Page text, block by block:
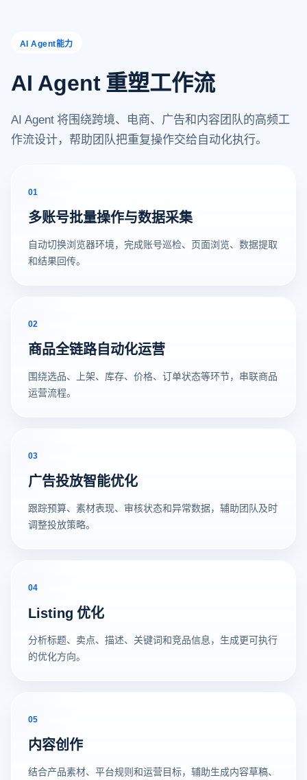
AI Agent能力
AI Agent 重塑工作流
AI Agent 将围绕跨境、电商、广告和内容团队的高频工
作流设计，帮助团队把重复操作交给自动化执行。
01
多账号批量操作与数据采集
自动切换浏览器环境，完成账号巡检、页面浏览、数据提取
和结果回传。
02
商品全链路自动化运营
围绕选品、上架、库存、价格、订单状态等环节，串联商品
运营流程。
03
广告投放智能优化
跟踪预算、素材表现、审核状态和异常数据，辅助团队及时
调整投放策略。
04
Listing 优化
分析标题、卖点、描述、关键词和竞品信息，生成更可执行
的优化方向。
05
内容创作
结合产品素材、平台规则和运营目标，辅助生成内容草稿、